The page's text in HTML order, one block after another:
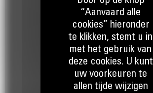
“Aanvaard alle
cookies” hieronder
te klikken, stemt u in
met het gebruik van
deze cookies. U kunt
uw voorkeuren te
allen tijde wijzigen